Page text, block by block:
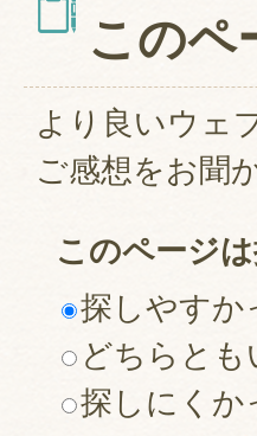
このペ
より良いウェ
ご感想をお聞
このページ
探しやすか
どちらと
探しにくか